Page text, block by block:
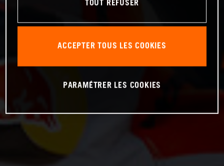
ACCEPTER TOUS LES COOKIES
PARAMÉTRER LES COOKIES